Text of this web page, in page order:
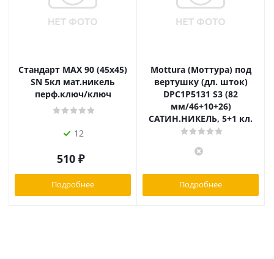
Стандарт MAX 90 (45х45)
SN 5кл мат.никель
перф.ключ/ключ
12
510 ₽
Подробнее
Mottura (Моттура) под
вертушку (дл. шток)
DPC1P5131 S3 (82
мм/46+10+26)
САТИН.НИКЕЛЬ, 5+1 кл.
Подробнее